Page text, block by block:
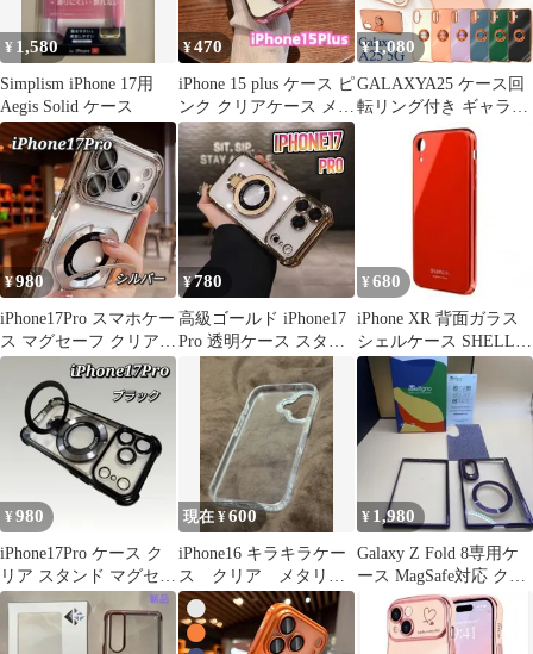
¥ 1,580
Simplism iPhone 17用
Aegis Solid ケース
¥470
iPhone 15 plus ケース ピ
ンク クリアケース メタ
リックフレーム
¥1,080
GALAXYA25 ケース回
転リング付き ギャラク
シーa25スマホケース
携帯ケース スタンド機
能 指掛け 耐衝撃 TPU
素材 シンプル かわいい
おしゃれ
¥980
iPhone17Pro スマホケー
ス マグセーフ クリア
スタンド シルバー
¥780
高級ゴールド iPhone17
Pro 透明ケース スタン
ド付 MagSafe
¥ 680
iPhone XR 背面ガラス
シェルケース SHELL
GLASS PREMIUM 硬度
9H メタリックフレーム
レッド
¥980
iPhone17Pro ケース ク
リア スタンド マグセー
フ ブラック 匿名
現在 ¥600
iPhone16 キラキラケー
ス クリア メタリッ
ク
¥ 1,980
Galaxy Z Fold 8専用ケ
ース MagSafe対応 クリ
ア パープル